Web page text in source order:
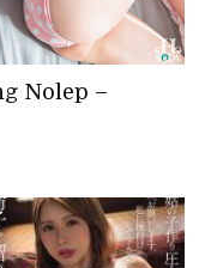
Nolep –